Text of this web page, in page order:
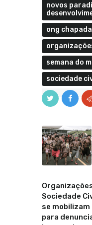
novos
ong chapada
semana do
sociedade
Sociedade
se mobilizam
para